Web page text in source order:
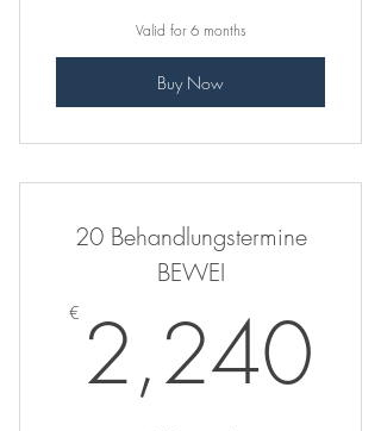
Valid for 6 months
Buy Now
20 Behandlungstermine
BEWEI
€ 2,240